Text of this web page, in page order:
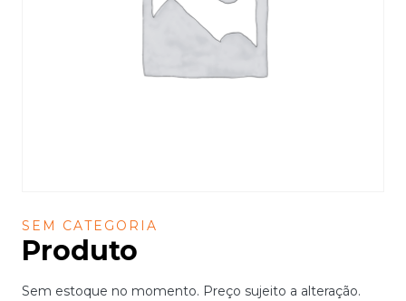
SEM CATEGORIA
Produto
Sem estoque no momento. Preço sujeito a alteração.